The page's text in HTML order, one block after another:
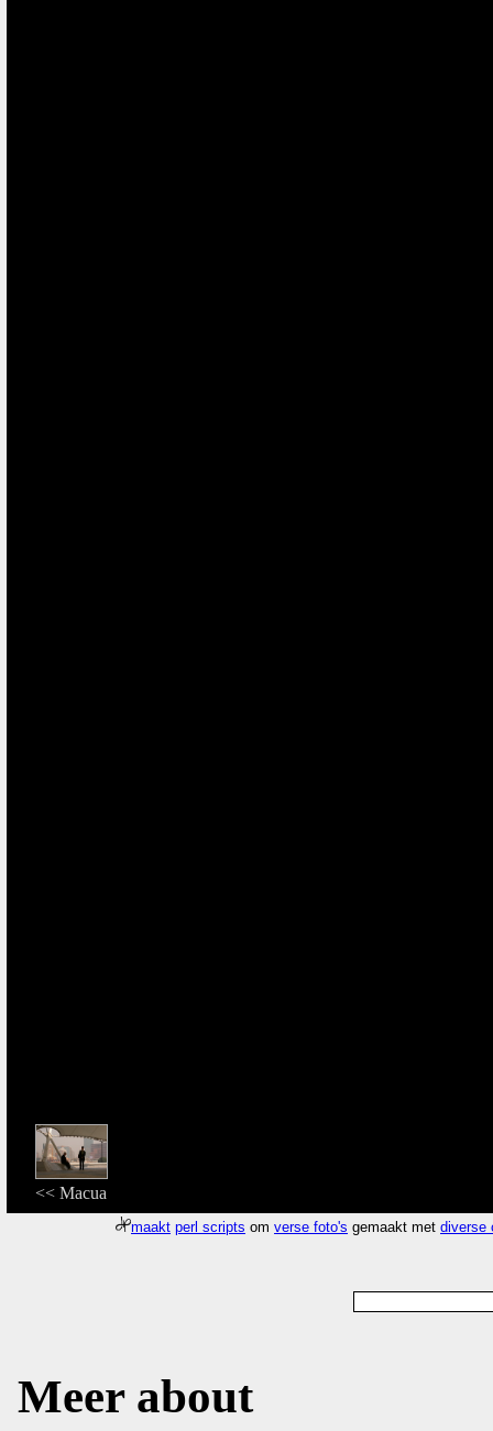
<< Macua
maakt perl scripts omverse foto's gemaakt metdiverse
Meer about